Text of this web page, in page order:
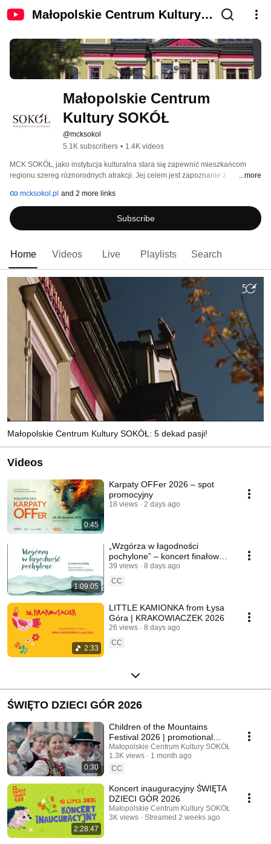
Małopolskie Centrum Kultury
Małopolskie Centrum
Kultury SOKÓŁ
@mcksokol
5.1K subscribers • 1.4K videos
MCK SOKÓŁ, jako instytucja kulturalna stara się zapewnić mieszkańcom
regionu szereg różnorodnych atrakcji. Jej celem jest zapoznanie z
inspiracja tradycją - zarówno w formie jak i treści, oraz z nowatorskim,
współczesnym spojrzeniem na sztukę.
...more
mcksokol.pl and 2 more links
Subscribe
Home Videos Live Playlists Search
Małopolskie Centrum Kultury SOKÓŁ: 5 dekad pasji!
Videos
0:45
Karpaty OFFer 2026 – spot
promocyjny
18 views 2 days ago
1:09:05
„Wzgórza w łagodności
pochylone” – koncert finałowy
SCENY SŁOWA I PIOSENKI
2025
39 views
8 days ago
CC
2:33
LITTLE KAMIONKA from Łysa
Góra | KRAKOWIACZEK 2026
26 views
8 days ago
CC
ŚWIĘTO DZIECI GÓR 2026
0:30
Children of the Mountains
Festival 2026 | promotional
spot
Małopolskie Centrum Kultury SOKÓŁ
1.3K views
1 month ago
CC
2:28:47
Koncert inauguracyjny ŚWIĘTA
DZIECI GÓR 2026
Małopolskie Centrum Kultury SOKÓŁ
3K views
Streamed 2 weeks ago